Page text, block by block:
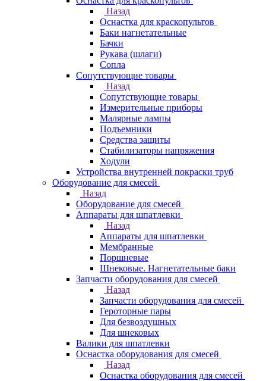
Назад
Оснастка для краскопультов
Баки нагнетательные
Бачки
Рукава (шлаги)
Сопла
Сопутствующие товары
Назад
Сопутствующие товары
Измерительные приборы
Малярные лампы
Подъемники
Средства защиты
Стабилизаторы напряжения
Ходули
Устройства внутренней покраски труб
Оборудование для смесей
Назад
Оборудование для смесей
Аппараты для шпатлевки
Назад
Аппараты для шпатлевки
Мембранные
Поршневые
Шнековые. Нагнетательные баки
Запчасти оборудования для смесей
Назад
Запчасти оборудования для смесей
Героторные пары
Для безвоздушных
Для шнековых
Валики для шпатлевки
Оснастка оборудования для смесей
Назад
Оснастка оборудования для смесей